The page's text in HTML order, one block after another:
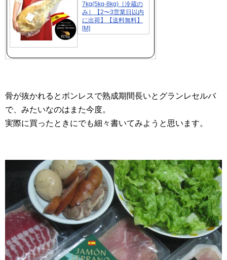
7kg(5kg-8kg)［冷蔵の
み］【2〜3営業日以内
に出荷】【送料無料】
[M]
骨が抜かれるとボンレスで熟成期間長いとグランレセルバ
で、みたいなのはまた今度。
実際に買ったときにでも細々書いてみようと思います。